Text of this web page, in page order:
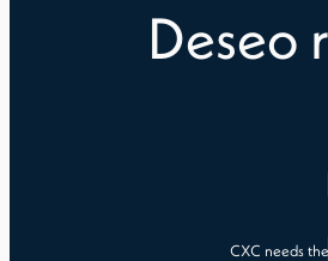
Deseo
CXC needs